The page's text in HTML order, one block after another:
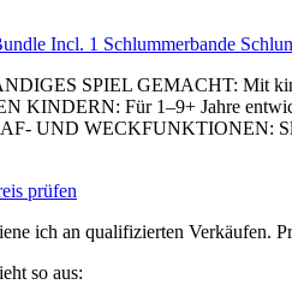
Incl. 1 Schlummerbande
SPIEL GEMACHT: Mit
KINDERN: Für 1–9+ Jahre
UND WECKFUNKTIONEN:
prüfen
ich an qualifizierten Verkäufen.
so aus: